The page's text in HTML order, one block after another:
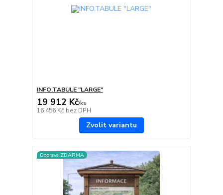
INFO.TABULE "LARGE"
19 912 Kč/ks
16 456 Kč bez DPH
Zvolit variantu
Doprava ZDARMA